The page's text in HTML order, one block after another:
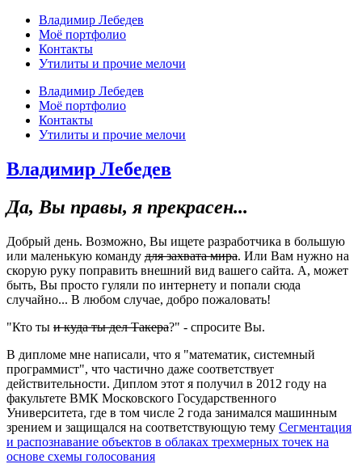
Владимир Лебедев
Моё портфолио
Контакты
Утилиты и прочие мелочи
Владимир Лебедев
Моё портфолио
Контакты
Утилиты и прочие мелочи
Владимир Лебедев
Да, Вы правы, я прекрасен...
Добрый день. Возможно, Вы ищете разработчика в большую
или маленькую команду для захвата мира. Или Вам нужно на
скорую руку поправить внешний вид вашего сайта. А, может
быть, Вы просто гуляли по интернету и попали сюда
случайно... В любом случае, добро пожаловать!
"Кто ты и куда ты дел Такера?" - спросите Вы.
В дипломе мне написали, что я "математик, системный
программист", что частично даже соответствует
действительности. Диплом этот я получил в 2012 году на
факультете ВМК Московского Государственного
Университета, где в том числе 2 года занимался машинным
зрением и защищался на соответствующую тему Сегментация
и распознавание объектов в облаках трехмерных точек на
основе схемы голосования